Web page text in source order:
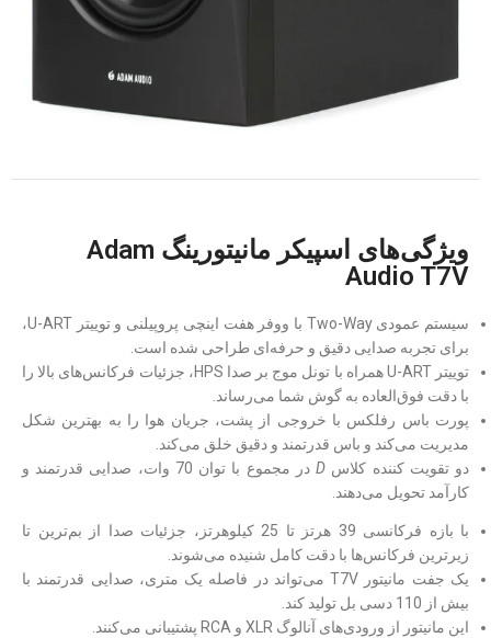
ویژگی‌های اسپیکر مانیتورینگ Adam
Audio T7V
سیستم عمودی Two-Way با ووفر هفت اینچی پروپیلنی و توییتر U-ART،
برای تجربه صدایی دقیق و حرفه‌ای طراحی شده است.
توییتر U-ART همراه با تونل موج بر صدا HPS، جزئیات فرکانس‌های بالا را
با دقت فوق‌العاده به گوش شما می‌رساند.
پورت باس رفلکس با خروجی از پشت، جریان هوا را به بهترین شکل
مدیریت می‌کند و باس قدرتمند و دقیق خلق می‌کند.
دو تقویت کننده کلاس D
در مجموع با توان 70 وات، صدایی قدرتمند و
کارآمد تحویل می‌دهند.
با بازه فرکانسی 39 هرتز تا 25 کیلوهرتز، جزئیات صدا از بم‌ترین تا
زیرترین فرکانس‌ها با دقت کامل شنیده می‌شوند.
یک جفت مانیتور T7V می‌تواند در فاصله یک متری، صدایی قدرتمند با
بیش از 110 دسی بل تولید کند.
این مانیتور از ورودی‌های آنالوگ XLR و RCA پشتیبانی می‌کنند.